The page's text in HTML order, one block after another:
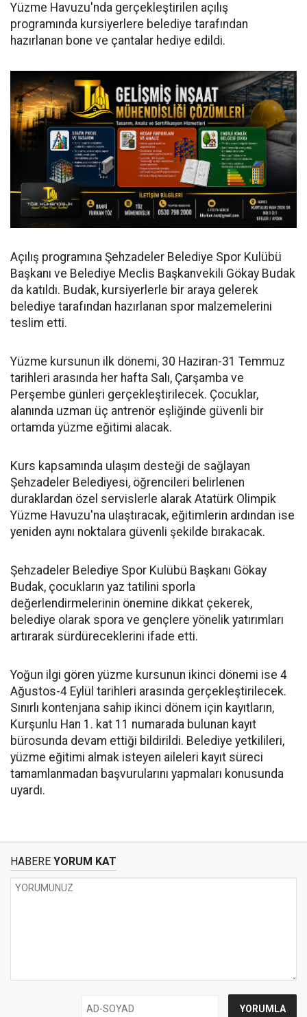
Yüzme Havuzu'nda gerçekleştirilen açılış
programında kursiyerlere belediye tarafından
hazırlanan bone ve çantalar hediye edildi.
Açılış programına Şehzadeler Belediye Spor Kulübü
Başkanı ve Belediye Meclis Başkanvekili Gökay Budak
da katıldı. Budak, kursiyerlerle bir araya gelerek
belediye tarafından hazırlanan spor malzemelerini
teslim etti.
Yüzme kursunun ilk dönemi, 30 Haziran-31 Temmuz
tarihleri arasında her hafta Salı, Çarşamba ve
Perşembe günleri gerçekleştirilecek. Çocuklar,
alanında uzman üç antrenör eşliğinde güvenli bir
ortamda yüzme eğitimi alacak.
Kurs kapsamında ulaşım desteği de sağlayan
Şehzadeler Belediyesi, öğrencileri belirlenen
duraklardan özel servislerle alarak Atatürk Olimpik
Yüzme Havuzu'na ulaştıracak, eğitimlerin ardından ise
yeniden aynı noktalara güvenli şekilde bırakacak.
Şehzadeler Belediye Spor Kulübü Başkanı Gökay
Budak, çocukların yaz tatilini sporla
değerlendirmelerinin önemine dikkat çekerek,
belediye olarak spora ve gençlere yönelik yatırımları
artırarak sürdüreceklerini ifade etti.
Yoğun ilgi gören yüzme kursunun ikinci dönemi ise 4
Ağustos-4 Eylül tarihleri arasında gerçekleştirilecek.
Sınırlı kontenjana sahip ikinci dönem için kayıtların,
Kurşunlu Han 1. kat 11 numarada bulunan kayıt
bürosunda devam ettiği bildirildi. Belediye yetkilileri,
yüzme eğitimi almak isteyen aileleri kayıt süreci
tamamlanmadan başvurularını yapmaları konusunda
uyardı.
HABERE YORUM KAT